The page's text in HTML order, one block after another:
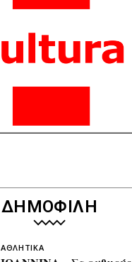
ΔΗΜΟΦΙΛΗ
ΑΘΛΗΤΙΚΑ